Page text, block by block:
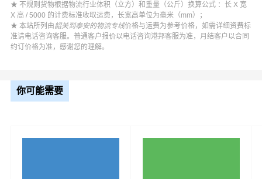
★ 不规则货物根据物流行业体积（立方）和重量（公斤）换算公式 ：长 X 宽
X 高 / 5000 的计费标准收取运费，长宽高单位为毫米（mm）；
★ 本站所列由韶关到泰安的物流专线价格与运费为参考价格，如需详细资费标
准请电话咨询客服。普通客户报价以电话咨询港邦客服为准，月结客户以合同
约订价格为准，感谢您的理解。
你可能需要